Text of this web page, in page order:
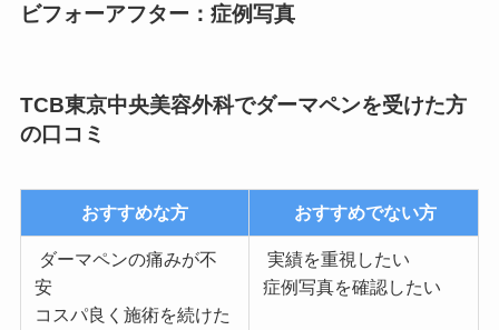
ビフォーアフター：症例写真
TCB東京中央美容外科でダーマペンを受けた方
の口コミ
おすすめな方 おすすめでない方
ダーマペンの痛みが不
安
コスパ良く施術を続けた
実績を重視したい
症例写真を確認したい